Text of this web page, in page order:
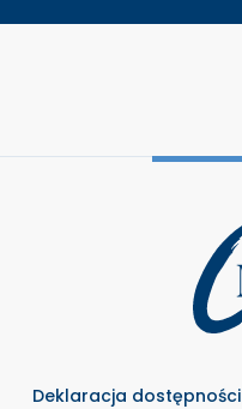
Deklaracja dostępności